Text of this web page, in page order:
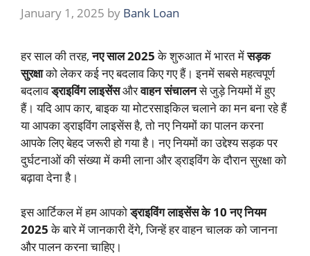
January 1, 2025 by Bank Loan
हर साल की तरह,नए साल 2025के शुरुआत में भारत मेंसड़क
सुरक्षाको लेकर कई नए बदलाव किए गए हैं। इनमें सबसे महत्वपूर्ण
बदलावड्राइविंग लाइसेंसऔरवाहन संचालनसे जुड़े नियमों में हुए
हैं। यदि आप कार, बाइक या मोटरसाइकिल चलाने का मन बना रहे हैं
या आपका ड्राइविंग लाइसेंस है, तो नए नियमों का पालन करना
आपके लिए बेहद जरूरी हो गया है। नए नियमों का उद्देश्य सड़क पर
दुर्घटनाओं की संख्या में कमी लाना और ड्राइविंग के दौरान सुरक्षा को
बढ़ावा देना है।
इस आर्टिकल में हम आपकोड्राइविंग लाइसेंस के 10 नए नियम
2025के बारे में जानकारी देंगे, जिन्हें हर वाहन चालक को जानना
और पालन करना चाहिए।